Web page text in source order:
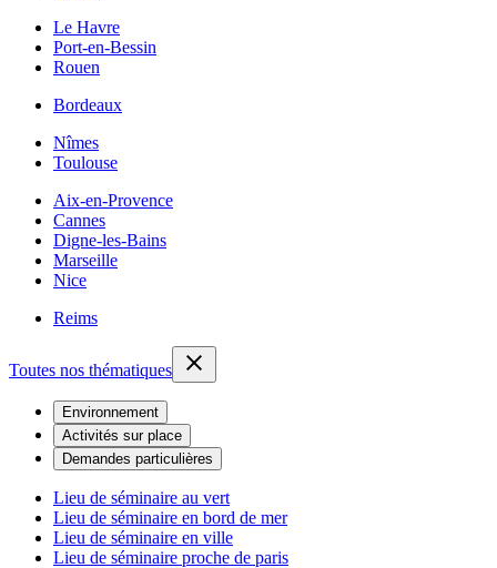
Le Havre
Port-en-Bessin
Rouen
Bordeaux
Nîmes
Toulouse
Aix-en-Provence
Cannes
Digne-les-Bains
Marseille
Nice
Reims
Toutes nos thématiques
Environnement
Activités sur place
Demandes particulières
Lieu de séminaire au vert
Lieu de séminaire en bord de mer
Lieu de séminaire en ville
Lieu de séminaire proche de paris